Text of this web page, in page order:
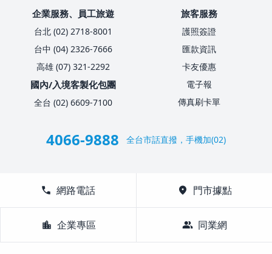
企業服務、員工旅遊
台北 (02) 2718-8001
台中 (04) 2326-7666
高雄 (07) 321-2292
國內/入境客製化包團
全台 (02) 6609-7100
旅客服務
護照簽證
匯款資訊
卡友優惠
電子報
傳真刷卡單
4066-9888 全台市話直撥，手機加(02)
call 網路電話 location_on 門市據點
location_city 企業專區 group 同業網